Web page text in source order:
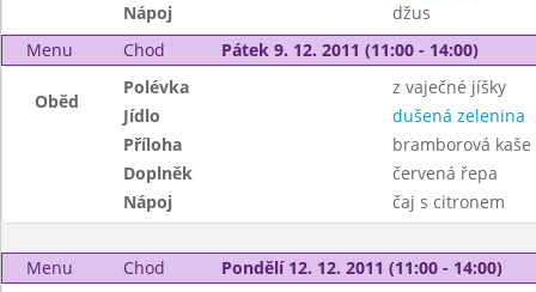
Nápoj
džus
Menu
Chod Pátek 9. 12. 2011 (11:00 - 14:00)
Oběd
Polévka
z vaječné jíšky
Jídlo
dušená zelenina
Příloha
bramborová kaše
Doplněk
červená řepa
Nápoj
čaj s citronem
Menu Chod Pondělí 12. 12. 2011 (11:00 - 14:00)